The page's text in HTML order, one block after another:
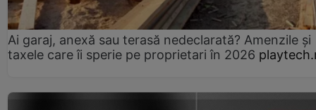
Ai garaj, anexă sau terasă nedeclarată? Amenzile și
taxele care îi sperie pe proprietari în 2026